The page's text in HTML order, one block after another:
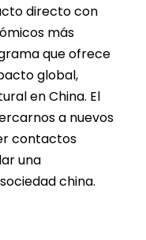
directo con
más
que ofrece
global,
en China. El
a nuevos
contactos
una
china.